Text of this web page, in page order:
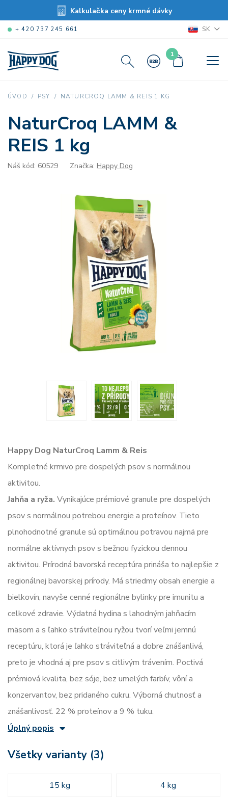
Kalkulačka ceny krmné dávky
+ 420 737 245 661 SK
1
ÚVOD PSY NATURCROQ LAMM & REIS 1 KG
NaturCroq LAMM &
REIS 1 kg
Náš kód: 60529 Značka: Happy Dog
Happy Dog NaturCroq Lamm & Reis
Kompletné krmivo pre dospelých psov s normálnou
aktivitou.
Jahňa a ryža. Vynikajúce prémiové granule pre dospelých
psov s normálnou potrebou energie a proteínov. Tieto
plnohodnotné granule sú optimálnou potravou najmä pre
normálne aktívnych psov s bežnou fyzickou dennou
aktivitou. Prírodná bavorská receptúra prináša to najlepšie z
regionálnej bavorskej prírody. Má striedmy obsah energie a
bielkovín, navyše cenné regionálne bylinky pre imunitu a
celkové zdravie. Výdatná hydina s lahodným jahňacím
mäsom a s ľahko stráviteľnou ryžou tvorí veľmi jemnú
receptúru, ktorá je ľahko stráviteľná a dobre znášanlivá,
preto je vhodná aj pre psov s citlivým trávením. Poctivá
prémiová kvalita, bez sóje, bez umelých farbív, vôní a
konzervantov, bez pridaného cukru. Výborná chutnosť a
znášanlivosť. 22 % proteínov a 9 % tuku.
Úplný popis
Všetky varianty (3)
15 kg 4 kg